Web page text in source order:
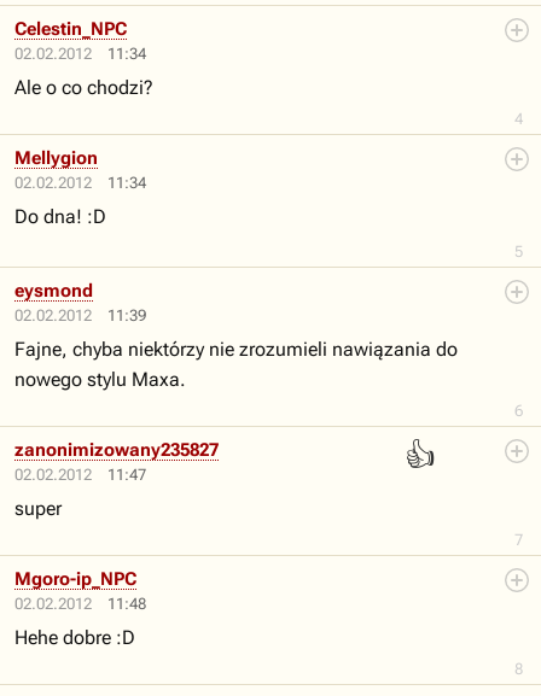
02.02.2012 11:34
4
Celestin_NPC
Ale o co chodzi?
02.02.2012 11:34
5
Mellygion
Do dna! :D
02.02.2012 11:39
6
eysmond
Fajne, chyba niektórzy nie zrozumieli nawiązania do
nowego stylu Maxa.
02.02.2012 11:47
👍
7
zanonimizowany235827
super
02.02.2012 11:48
8
Mgoro-ip_NPC
Hehe dobre :D